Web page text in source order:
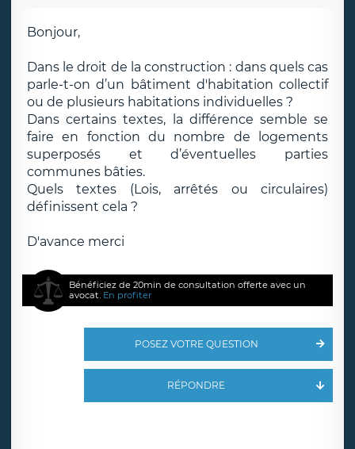
Bonjour,
Dans le droit de la construction : dans quels cas
parle-t-on d’un bâtiment d'habitation collectif
ou de plusieurs habitations individuelles ?
Dans certains textes, la différence semble se
faire en fonction du nombre de logements
superposés et d’éventuelles parties
communes bâties.
Quels textes (Lois, arrêtés ou circulaires)
définissent cela ?
D'avance merci
Bénéficiez de 20min de consultation offerte avec un
avocat. En profiter
POSEZ VOTRE QUESTION
RÉPONDRE